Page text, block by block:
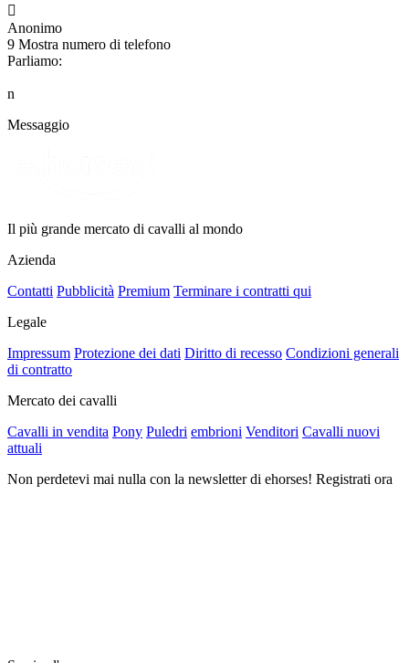

Anonimo
9 Mostra numero di telefono
Parliamo:
n
Messaggio
Il più grande mercato di cavalli al mondo
Azienda
Contatti Pubblicità Premium Terminare i contratti qui
Legale
Impressum Protezione dei dati Diritto di recesso Condizioni generali
di contratto
Mercato dei cavalli
Cavalli in vendita Pony Puledri embrioni Venditori Cavalli nuovi
attuali
Non perdetevi mai nulla con la newsletter di ehorses! Registrati ora